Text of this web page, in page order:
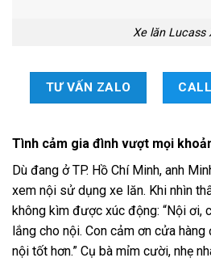
Xe lăn Lucass
TƯ VẤN ZALO
Tình cảm gia đình vượt mọi
Dù đang ở TP. Hồ Chí Minh, anh
xem nội sử dụng xe lăn. Khi nhìn
không kìm được xúc động: “Nội ơi,
lắng cho nội. Con cảm ơn cửa
nội tốt hơn.” Cụ bà mỉm cười, nhẹ